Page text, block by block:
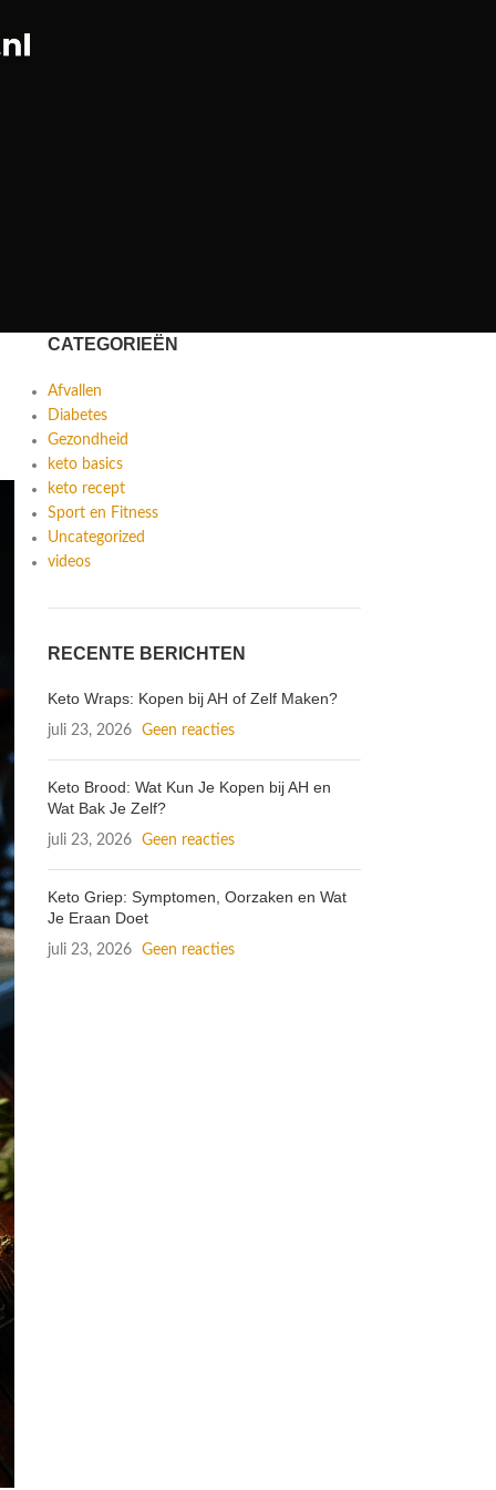
CATEGORIEËN
Afvallen
Diabetes
Gezondheid
keto basics
keto recept
Sport en Fitness
Uncategorized
videos
RECENTE BERICHTEN
Keto Wraps: Kopen bij AH of Zelf Maken?
juli 23, 2026 Geen reacties
Keto Brood: Wat Kun Je Kopen bij AH en
Wat Bak Je Zelf?
juli 23, 2026 Geen reacties
Keto Griep: Symptomen, Oorzaken en Wat
Je Eraan Doet
juli 23, 2026 Geen reacties